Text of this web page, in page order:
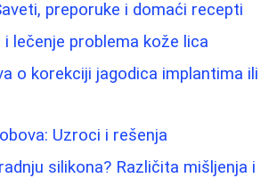
preporuke i domaći recepti
i lečenje problema kože lica
o korekciji jagodica implantima ili
Uzroci i rešenja
silikona? Različita mišljenja i